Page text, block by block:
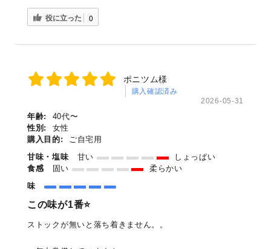
役に立った 0
ポニツム様
購入確認済み
2026-05-31
年齢:
40代〜
性別:
女性
購入目的:
ご自宅用
甘味・塩味
甘い
しょっぱい
食感
固い
柔らかい
味
この味が1番⭐️
ストックが無いと落ち着きません。。